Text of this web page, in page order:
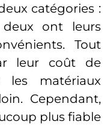
catégories :
ont leurs
Tout
leur coût de
les matériaux
Cependant,
plus fiable